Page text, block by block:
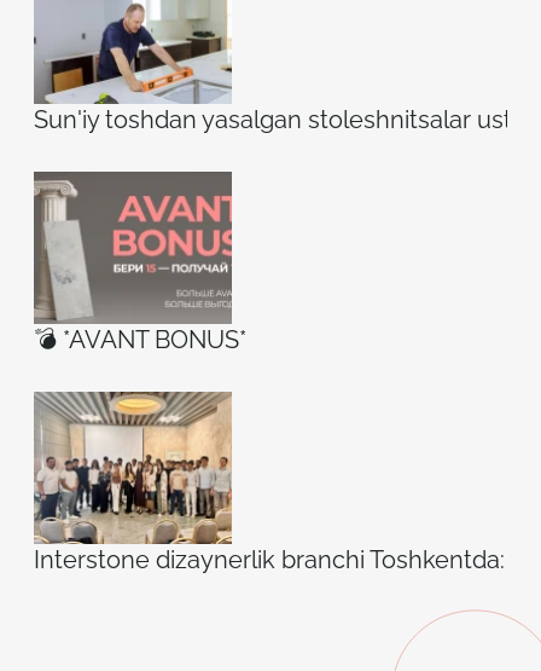
Sun'iy toshdan yasalgan stoleshnitsalar
💣 *AVANT BONUS*
Interstone dizaynerlik branchi Toshkentda: